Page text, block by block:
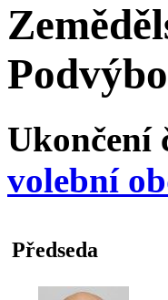
Ukončení
volební
Předseda